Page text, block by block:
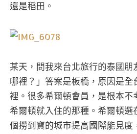
還是稻田。
某天，問我來台北旅行的泰國朋
哪裡？」答案是板橋，原因是全
裡。很多希爾頓會員，是根本不
希爾頓就入住的那種。希爾頓選
個撈到寶的城市提高國際能見度